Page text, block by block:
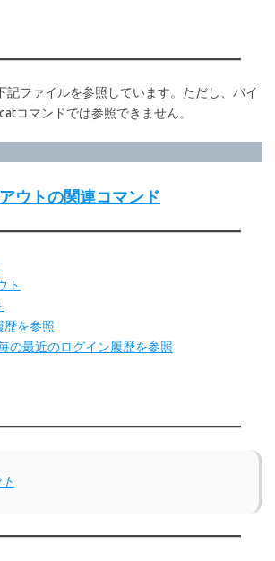
記ファイルを参照しています。ただし、バイ
コマンドでは参照できません。
ウトの関連コマンド
ト
歴を参照
の最近のログイン履歴を参照